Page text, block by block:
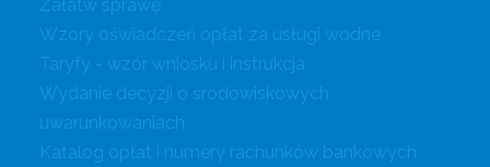
Załatw sprawę
Wzory oświadczeń opłat za usługi wodne
Taryfy - wzór wniosku i instrukcja
Wydanie decyzji o środowiskowych
uwarunkowaniach
Katalog opłat i numery rachunków bankowych